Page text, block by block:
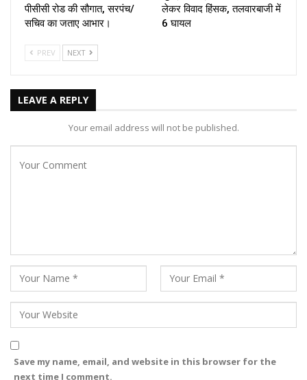
पीसीसी रोड की सौगात, सरपंच/
सचिव का जताए आभार।
लेकर विवाद हिंसक, तलवारबाजी में
6 घायल
PREV NEXT
LEAVE A REPLY
Your email address will not be published.
Save my name, email, and website in this browser for the
next time I comment.